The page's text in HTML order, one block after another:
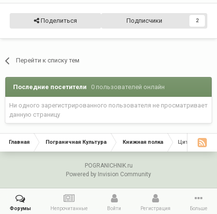
Поделиться Подписчики 2
Перейти к списку тем
Последние посетители 0 пользователей онлайн
Ни одного зарегистрированного пользователя не просматривает
данную страницу
Главная Пограничная Культура Книжная полка Цитаты,
POGRANICHNIK.ru
Powered by Invision Community
Форумы Непрочитанные Войти Регистрация Больше